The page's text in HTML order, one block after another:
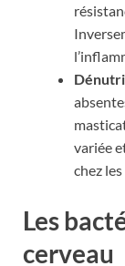
variée
chez
Les
cerveau